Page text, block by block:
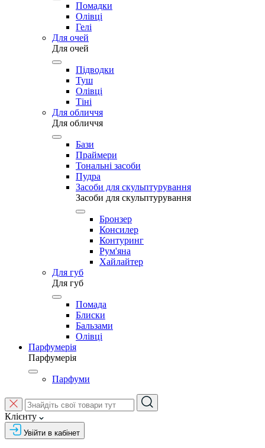
Помадки
Олівці
Гелі
Для очей
Для очей
Підводки
Туш
Олівці
Тіні
Для обличчя
Для обличчя
Бази
Праймери
Тональні засоби
Пудра
Засоби для скульптурування
Засоби для скульптурування
Бронзер
Консилер
Контуринг
Рум'яна
Хайлайтер
Для губ
Для губ
Помада
Блиски
Бальзами
Олівці
Парфумерія
Парфумерія
Парфуми
Клієнту
Увійти в кабінет